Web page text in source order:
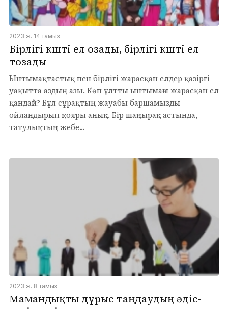
2023 ж. 14 тамыз
Бірлігі күшті ел озады, бірлігі күшті ел
тозады
Ынтымақтастық пен бірлігі жарасқан елдер қазіргі
уақытта аздың азы. Көп ұлтты ынтымағы жарасқан ел
қандай? Бұл сұрақтың жауабы баршамызды
ойландырып қояры анық. Бір шаңырақ астында,
татулықтың жебе...
2023 ж. 8 тамыз
Мамандықты дұрыс таңдаудың әдіс-